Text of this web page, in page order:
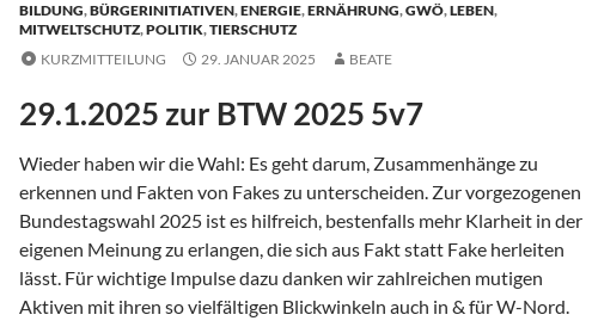
BILDUNG,BÜRGERINITIATIVEN,ENERGIE,ERNÄHRUNG,GWÖ,LEBEN,
MITWELTSCHUTZ,POLITIK,TIERSCHUTZ
KURZMITTEILUNG
29. JANUAR 2025 BEATE
29.1.2025 zur BTW 2025 5v7
Wieder haben wir die Wahl: Es geht darum, Zusammenhänge zu
erkennen und Fakten von Fakes zu unterscheiden. Zur vorgezogenen
Bundestagswahl 2025 ist es hilfreich, bestenfalls mehr Klarheit in der
eigenen Meinung zu erlangen, die sich aus Fakt statt Fake herleiten
lässt. Für wichtige Impulse dazu danken wir zahlreichen mutigen
Aktiven mit ihren so vielfältigen Blickwinkeln auch in & für W-Nord.